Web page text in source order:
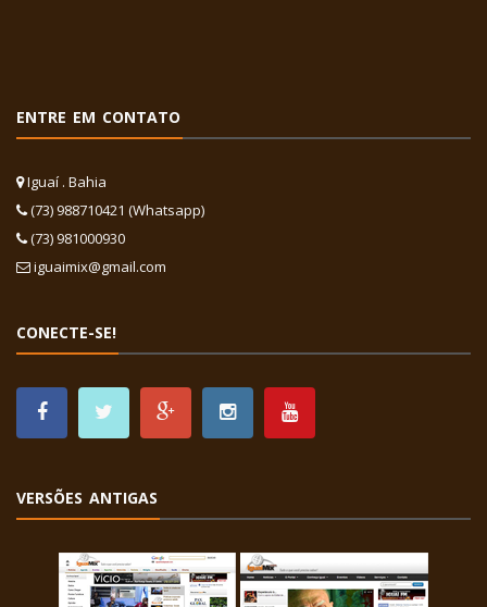
ENTRE EM CONTATO
Iguaí . Bahia
(73) 988710421 (Whatsapp)
(73) 981000930
iguaimix@gmail.com
CONECTE-SE!
VERSÕES ANTIGAS